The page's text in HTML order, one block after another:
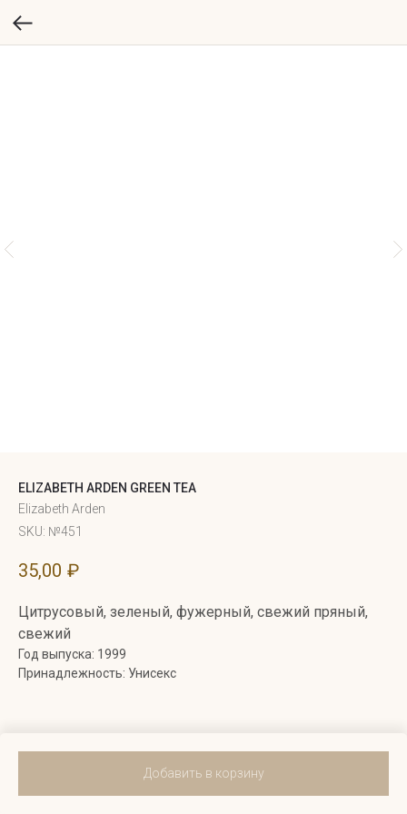
ELIZABETH ARDEN GREEN TEA
Elizabeth Arden
SKU: №451
35,00 ₽
Добавить в корзину
Цитрусовый, зеленый, фужерный, свежий пряный,
свежий
Год выпуска: 1999
Принадлежность: Унисекс